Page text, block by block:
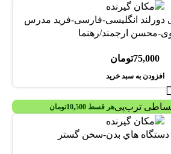
دورلند انگلیسی-فارسی-فرید مدرس
محسن ارجمند/رهنما
75,000تومان
افزودن به سبد خرید
هر قسط 10,500تومان
دستگاه هاي بدن-سخن گستر